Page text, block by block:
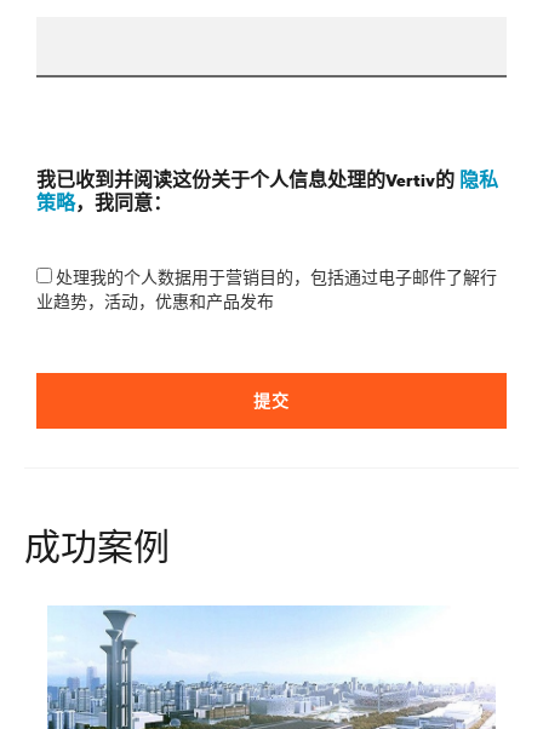
我已收到并阅读这份关于个人信息处理的Vertiv的 隐私
策略，我同意：
处理我的个人数据用于营销目的，包括通过电子邮件了解行
业趋势，活动，优惠和产品发布
提交
成功案例